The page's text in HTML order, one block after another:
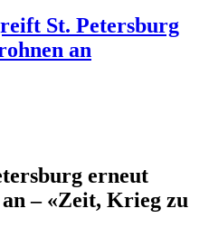
St. Petersburg
an
erneut
– «Zeit, Krieg zu